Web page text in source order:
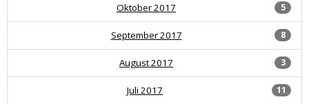
5
Oktober 2017
8
September 2017
3
August 2017
11
Juli 2017